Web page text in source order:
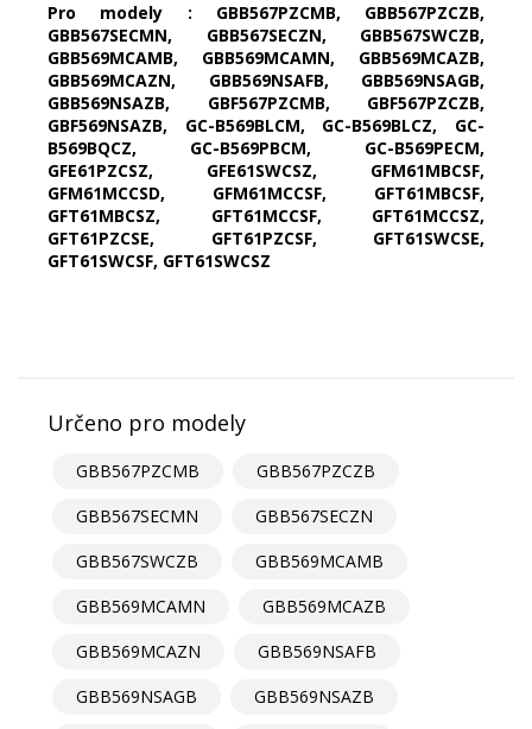
Pro modely : GBB567PZCMB, GBB567PZCZB,
GBB567SECMN, GBB567SECZN, GBB567SWCZB,
GBB569MCAMB, GBB569MCAMN, GBB569MCAZB,
GBB569MCAZN, GBB569NSAFB, GBB569NSAGB,
GBB569NSAZB, GBF567PZCMB, GBF567PZCZB,
GBF569NSAZB, GC-B569BLCM, GC-B569BLCZ, GC-
B569BQCZ, GC-B569PBCM, GC-B569PECM,
GFE61PZCSZ, GFE61SWCSZ, GFM61MBCSF,
GFM61MCCSD, GFM61MCCSF, GFT61MBCSF,
GFT61MBCSZ, GFT61MCCSF, GFT61MCCSZ,
GFT61PZCSE, GFT61PZCSF, GFT61SWCSE,
GFT61SWCSF, GFT61SWCSZ
Určeno pro modely
GBB567PZCMB
GBB567PZCZB
GBB567SECMN
GBB567SECZN
GBB567SWCZB
GBB569MCAMB
GBB569MCAMN
GBB569MCAZB
GBB569MCAZN
GBB569NSAFB
GBB569NSAGB
GBB569NSAZB